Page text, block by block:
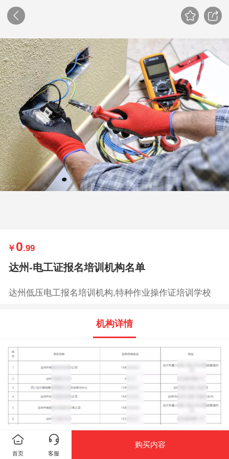
￥ 0.99
达州-电工证报名培训机构名单
达州低压电工报名培训机构,特种作业操作证培训学校
机构详情
首页 客服
购买内容